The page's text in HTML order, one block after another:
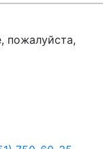
пожалуйста,